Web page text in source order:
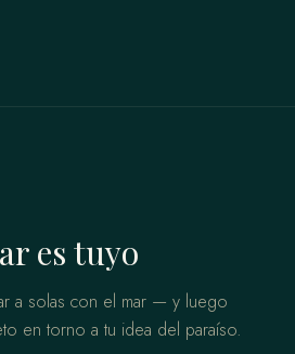
es tuyo
a solas con el mar — y luego
en torno a tu idea del paraíso.